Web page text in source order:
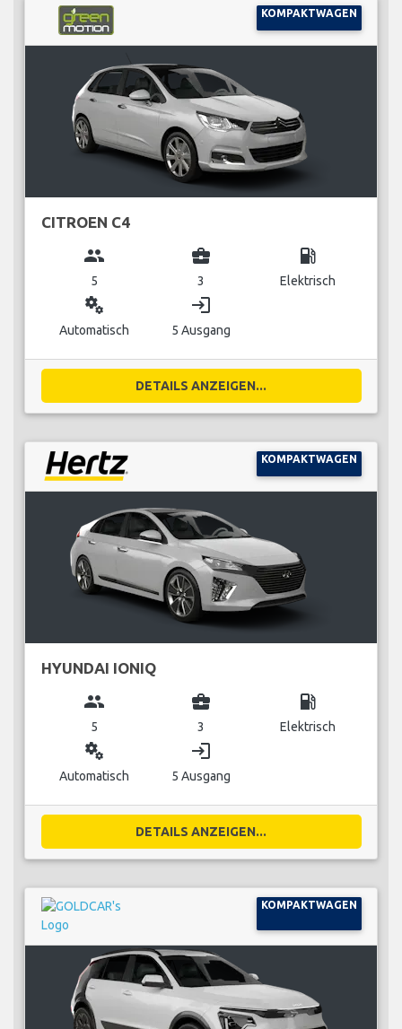
KOMPAKTWAGEN
CITROEN C4
group
5
business_center
3
local_gas_station
Elektrisch
miscellaneous_services
Automatisch
login
5 Ausgang
DETAILS ANZEIGEN...
KOMPAKTWAGEN
HYUNDAI IONIQ
group
5
business_center
3
local_gas_station
Elektrisch
miscellaneous_services
Automatisch
login
5 Ausgang
DETAILS ANZEIGEN...
KOMPAKTWAGEN